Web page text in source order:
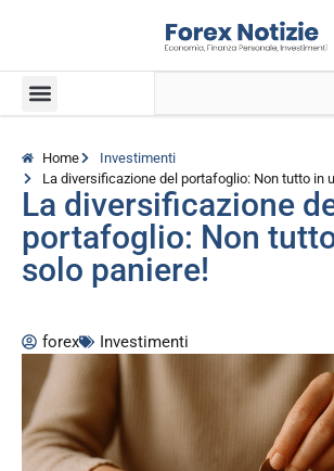
Home
Investimenti
La diversificazione del portafoglio: Non tutto in
La diversificazione
portafoglio: Non
solo paniere!
forex Investimenti